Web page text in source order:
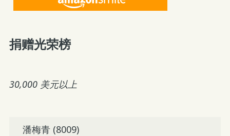
捐赠光荣榜
30,000 美元以上
潘梅青 (8009)